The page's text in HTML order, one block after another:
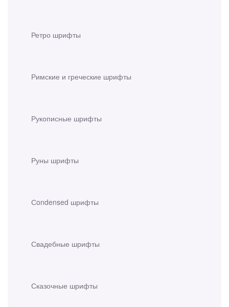
Ретро шрифты
Римские и греческие шрифты
Рукописные шрифты
Руны шрифты
Сondensed шрифты
Свадебные шрифты
Сказочные шрифты